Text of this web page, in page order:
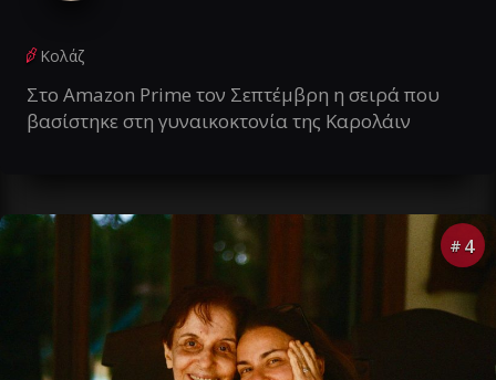
Κολάζ
Στο Amazon Prime τον Σεπτέμβρη η σειρά που
βασίστηκε στη γυναικοκτονία της Καρολάιν
# 4